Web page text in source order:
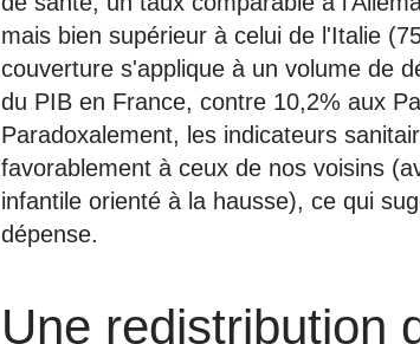
mais bien supérieur à celui de l'Italie
couverture s'applique à un volume de
du PIB en France, contre 10,2% aux
Paradoxalement, les indicateurs
favorablement à ceux de nos voisins
infantile orienté à la hausse), ce qui
dépense.
Une redistribution